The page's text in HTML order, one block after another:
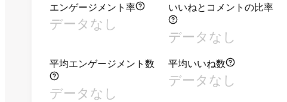
エンゲージメント率
データなし
いいねとコメントの比率
データなし
平均エンゲージメント数
データなし
平均いいね数
データなし